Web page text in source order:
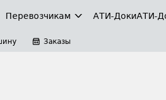
Перевозчикам АТИ-ДокиАТИ-
Заказы